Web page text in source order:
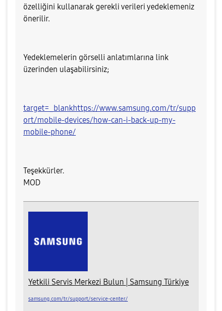
özelliğini kullanarak gerekli verileri yedeklemeniz
önerilir.
Yedeklemelerin görselli anlatımlarına link
üzerinden ulaşabilirsiniz;
target=_blankhttps://www.samsung.com/tr/supp
ort/mobile-devices/how-can-i-back-up-my-
mobile-phone/
Teşekkürler.
MOD
Yetkili Servis Merkezi Bulun | Samsung Türkiye
samsung.com/tr/support/service-center/